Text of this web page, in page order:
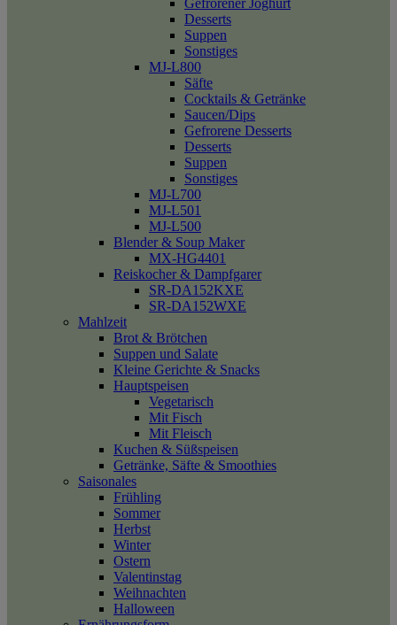
Gefrorener Joghurt
Desserts
Suppen
Sonstiges
MJ-L800
Säfte
Cocktails & Getränke
Saucen/Dips
Gefrorene Desserts
Desserts
Suppen
Sonstiges
MJ-L700
MJ-L501
MJ-L500
Blender & Soup Maker
MX-HG4401
Reiskocher & Dampfgarer
SR-DA152KXE
SR-DA152WXE
Mahlzeit
Brot & Brötchen
Suppen und Salate
Kleine Gerichte & Snacks
Hauptspeisen
Vegetarisch
Mit Fisch
Mit Fleisch
Kuchen & Süßspeisen
Getränke, Säfte & Smoothies
Saisonales
Frühling
Sommer
Herbst
Winter
Ostern
Valentinstag
Weihnachten
Halloween